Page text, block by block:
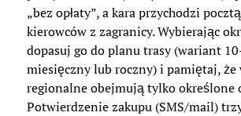
„bez opłaty”, a kara przychodzi
kierowców z zagranicy. Wybierając
dopasuj go do planu trasy (wariant
miesięczny lub roczny) i pamiętaj,
regionalne obejmują tylko określone
Potwierdzenie zakupu (SMS/mail)